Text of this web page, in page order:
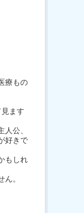
療もの
ます
公、
好きで
もしれ
。